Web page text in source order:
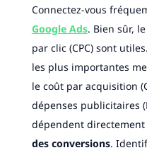
Connectez-vous
Google Ads. Bien sûr,
par clic (CPC) sont
les plus importantes
le coût par acquisition
dépenses publicitaires
dépendent
des conversions.